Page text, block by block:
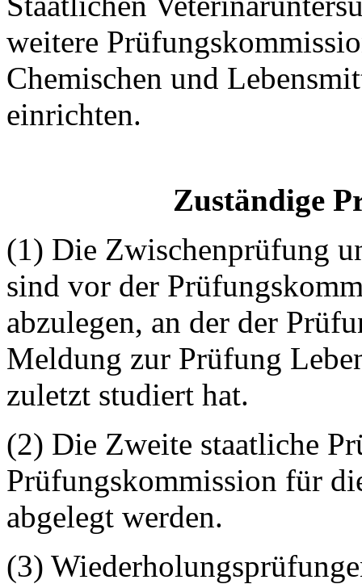
weitere
Chemischen und
einrichten.
Zuständige
(1) Die Zwischenprüfung
sind vor der
abzulegen, an der der
Meldung zur Prüfung
zuletzt studiert hat.
(2) Die Zweite staatliche
Prüfungskommission für
abgelegt werden.
(3)